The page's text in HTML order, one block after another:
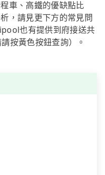
車、高鐵的優缺點比
，請見更下方的常見問
也有提供到府接送共
按黃色按鈕查詢）。